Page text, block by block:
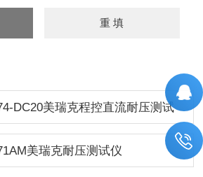
DC20美瑞克程控直流耐压测试
美瑞克耐压测试仪